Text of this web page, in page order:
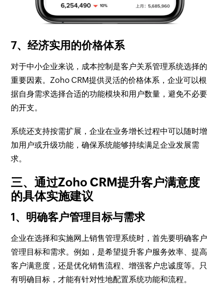
7、经济实用的价格体系
对于中小企业来说，成本控制是客户关系管理系统选择的
重要因素。Zoho CRM提供灵活的价格体系，企业可以根
据自身需求选择合适的功能模块和用户数量，避免不必要
的开支。
系统还支持按需扩展，企业在业务增长过程中可以随时增
加用户或升级功能，确保系统能够持续满足企业发展需
求。
三、通过Zoho CRM提升客户满意度
的具体实施建议
1、明确客户管理目标与需求
企业在选择和实施网上销售管理系统时，首先要明确客户
管理目标和需求。例如，是希望提升客户服务效率、提高
客户满意度，还是优化销售流程、增强客户忠诚度等。只
有明确目标，才能有针对性地配置系统功能和流程。